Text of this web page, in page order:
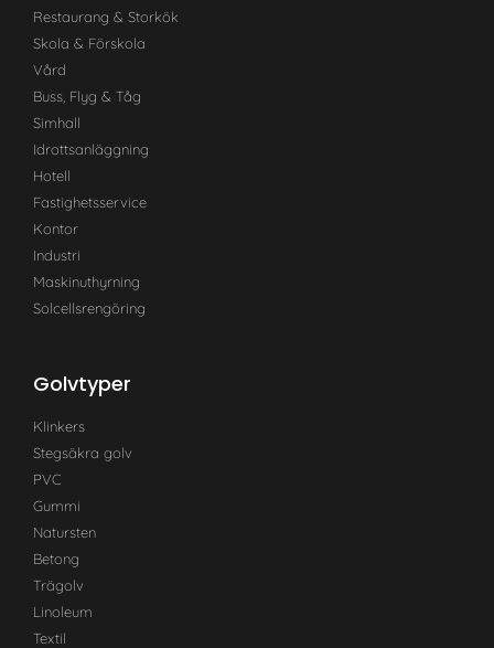
Restaurang & Storkök
Skola & Förskola
Vård
Buss, Flyg & Tåg
Simhall
Idrottsanläggning
Hotell
Fastighetsservice
Kontor
Industri
Maskinuthyrning
Solcellsrengöring
Golvtyper
Klinkers
Stegsäkra golv
PVC
Gummi
Natursten
Betong
Trägolv
Linoleum
Textil